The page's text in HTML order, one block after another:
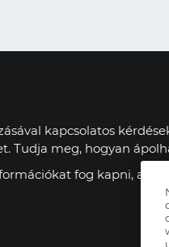
kapcsolatos
Tudja meg, hogyan
fog kapni,